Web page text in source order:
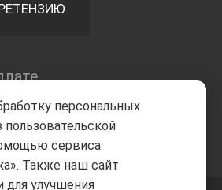
персональных
пользовательской
сервиса
Также наш сайт
для улучшения